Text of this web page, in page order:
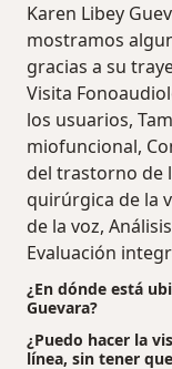
Karen Libey
mostramos
gracias a su
Visita
los usuarios,
miofuncional,
del trastorno de
quirúrgica de la
de la voz,
Evaluación
¿En dónde está
Guevara?
¿Puedo hacer la
línea, sin tener